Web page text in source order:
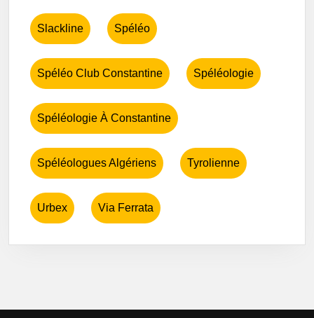
Slackline Spéléo
Spéléo Club Constantine Spéléologie
Spéléologie À Constantine
Spéléologues Algériens Tyrolienne
Urbex Via Ferrata